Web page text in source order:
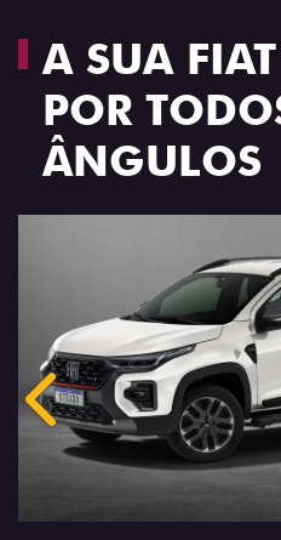
A SUA
POR
ÂNGULOS
Anterior